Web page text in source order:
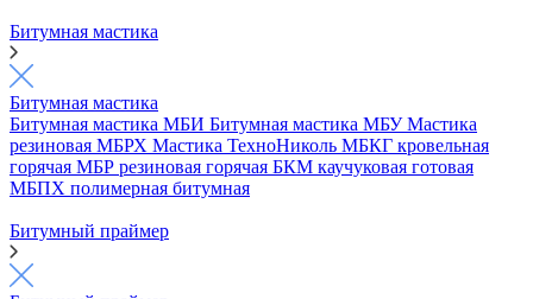
Битумная мастика
Битумная мастика
Битумная мастика МБИ Битумная мастика МБУМастика
резиновая МБРХ Мастика ТехноНиколь МБКГ кровельная
горячая МБР резиновая горячая БКМ каучуковая готовая
МБПХ полимерная битумная
Битумный праймер